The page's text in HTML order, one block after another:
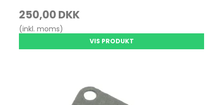
250,00 DKK
(inkl. moms)
VIS PRODUKT